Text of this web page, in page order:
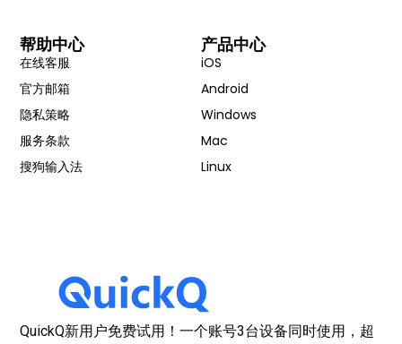
QuickQ新用户免费试用！一个账号3台设备同时使用，超
产品中心
iOS
Android
Windows
Mac
Linux
帮助中心
在线客服
官方邮箱
隐私策略
服务条款
搜狗输入法